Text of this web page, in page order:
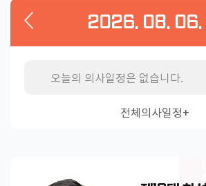
소
식
2026. 08. 06.
오늘의 의사일정은 없습니다.
전체의사일정+